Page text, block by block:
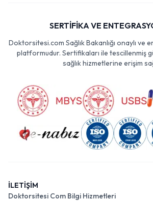
SERTİFİKA VE
Doktorsitesi.com Sağlık Bakanlığı onaylı ve
platformudur. Sertifikaları ile tescillenmiş
sağlık hizmetlerine erişim
İLETİŞİM
Doktorsitesi Com Bilgi Hizmetleri